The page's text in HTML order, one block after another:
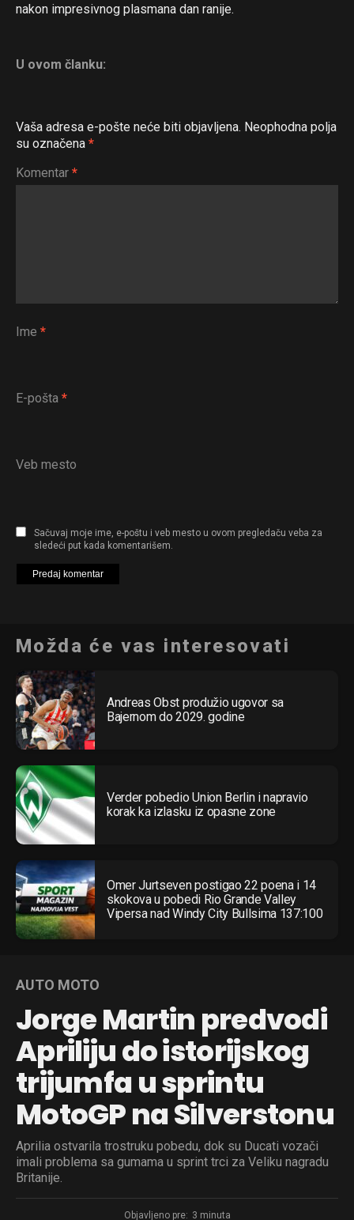
nakon impresivnog plasmana dan ranije.
U ovom članku:
Vaša adresa e-pošte neće biti objavljena. Neophodna polja
su označena *
Komentar *
Ime *
E-pošta *
Veb mesto
Sačuvaj moje ime, e-poštu i veb mesto u ovom pregledaču veba za
sledeći put kada komentarišem.
Možda će vas interesovati
Andreas Obst produžio ugovor sa
Bajernom do 2029. godine
Verder pobedio Union Berlin i napravio
korak ka izlasku iz opasne zone
Omer Jurtseven postigao 22 poena i 14
skokova u pobedi Rio Grande Valley
Vipersa nad Windy City Bullsima 137:100
AUTO MOTO
Jorge Martin predvodi
Apriliju do istorijskog
trijumfa u sprintu
MotoGP na Silverstonu
Aprilia ostvarila trostruku pobedu, dok su Ducati vozači
imali problema sa gumama u sprint trci za Veliku nagradu
Britanije.
Objavljeno pre: 3 minuta
Flipboard
Reddit